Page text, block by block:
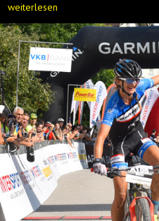
weiterlesen